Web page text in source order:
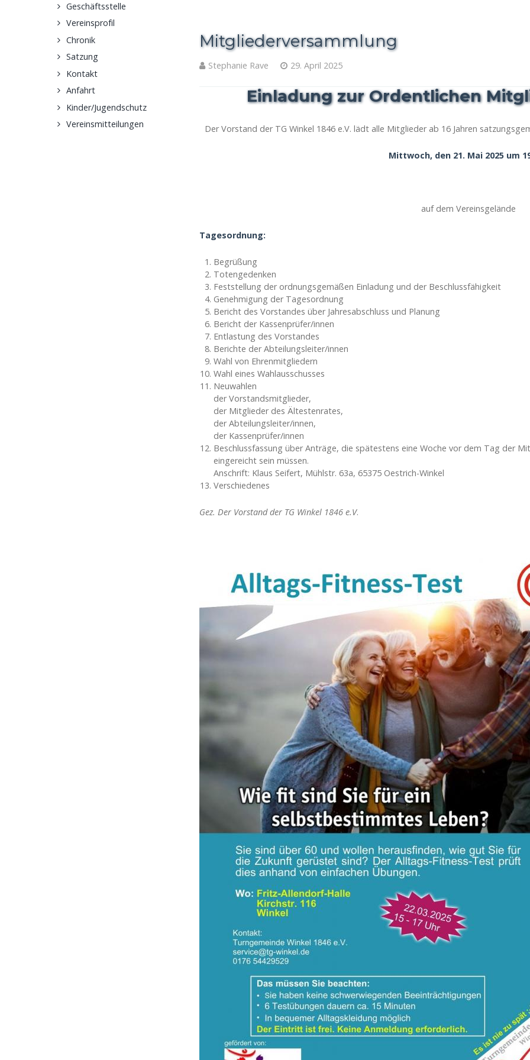
Geschäftsstelle
Vereinsprofil
Chronik
Satzung
Kontakt
Anfahrt
Kinder/Jugendschutz
Vereinsmitteilungen
Mitgliederversammlung
Stephanie Rave 29. April 2025
Einladung zur Ordentlichen
Der Vorstand der TG Winkel 1846 e.V. lädt alle Mitglieder ab 16 Jahren
Mittwoch, den 21. Mai 2025 um
auf dem Vereinsgelände
Tagesordnung:
Begrüßung
Totengedenken
Feststellung der ordnungsgemäßen Einladung und der Beschlussfähigkeit
Genehmigung der Tagesordnung
Bericht des Vorstandes über Jahresabschluss und Planung
Bericht der Kassenprüfer/innen
Entlastung des Vorstandes
Berichte der Abteilungsleiter/innen
Wahl von Ehrenmitgliedern
Wahl eines Wahlausschusses
Neuwahlen
der Vorstandsmitglieder,
der Mitglieder des Ältestenrates,
der Abteilungsleiter/innen,
der Kassenprüfer/innen
Beschlussfassung über Anträge, die spätestens eine Woche vor dem Tag der
eingereicht sein müssen.
Anschrift: Klaus Seifert, Mühlstr. 63a, 65375 Oestrich-Winkel
Verschiedenes
Gez. Der Vorstand der TG Winkel 1846 e.V.